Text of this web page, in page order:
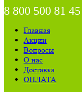
8 800 500 81 45
Главная
Акции
Вопросы
О нас
Доставка
ОПЛАТА